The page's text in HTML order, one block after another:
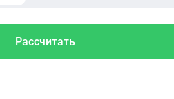
Рассчитать